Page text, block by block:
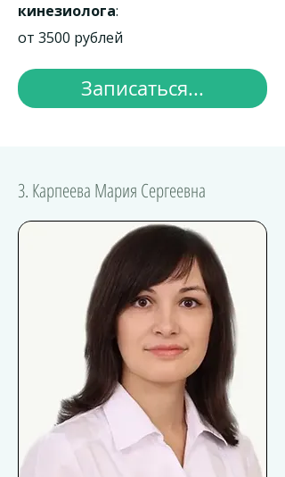
кинезиолога:
от 3500 рублей
Записаться...
3. Карпеева Мария Сергеевна